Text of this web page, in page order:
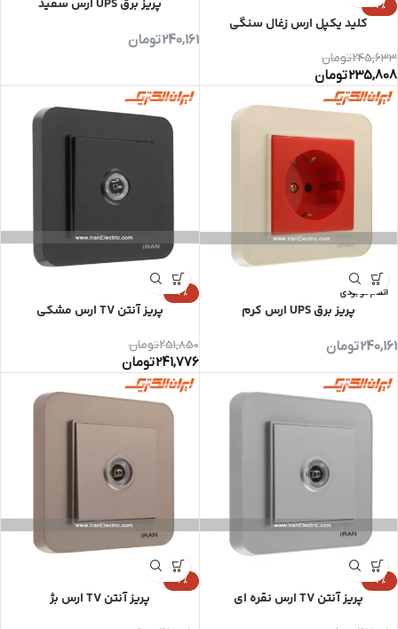
-4%
کلید یکپل ارس زغال سنگی
245,633تومان
235,808تومان
پریز برق UPS ارس سفید
240,161تومان
اتمام موجودی
پریز برق UPS ارس کرم
240,161تومان
-4%
پریز آنتن TV ارس مشکی
251,850تومان
241,776تومان
-4%
پریز آنتن TV ارس نقره ای
-4%
پریز آنتن TV ارس بژ